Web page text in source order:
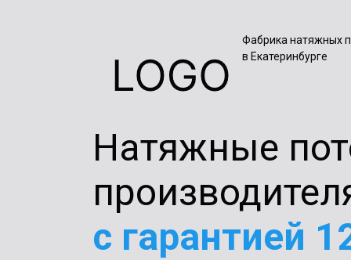
Фабрика натяжных
в Екатеринбурге
Натяжные
с гарантией